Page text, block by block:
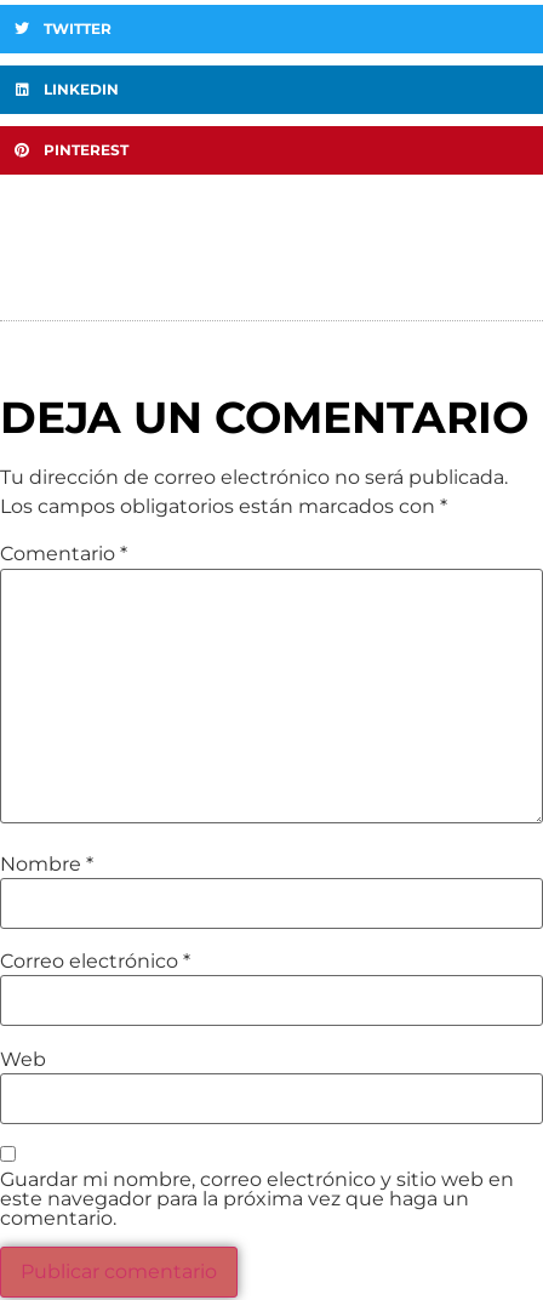
TWITTER
LINKEDIN
PINTEREST
DEJA UN COMENTARIO
Tu dirección de correo electrónico no será publicada.
Los campos obligatorios están marcados con *
Comentario *
Nombre *
Correo electrónico *
Web
Guardar mi nombre, correo electrónico y sitio web en
este navegador para la próxima vez que haga un
comentario.